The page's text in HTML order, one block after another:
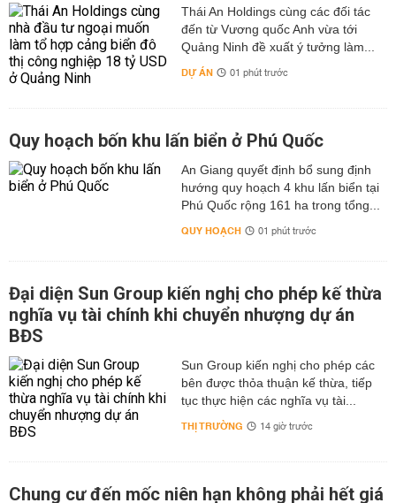
Thái An Holdings cùng các đối tác
đến từ Vương quốc Anh vừa tới
Quảng Ninh đề xuất ý tưởng làm...
DỰ ÁN 01 phút trước
Quy hoạch bốn khu lấn biển ở Phú Quốc
An Giang quyết định bổ sung định
hướng quy hoạch 4 khu lấn biển tại
Phú Quốc rộng 161 ha trong tổng...
QUY HOẠCH 01 phút trước
Đại diện Sun Group kiến nghị cho phép kế thừa
nghĩa vụ tài chính khi chuyển nhượng dự án
BĐS
Sun Group kiến nghị cho phép các
bên được thỏa thuận kế thừa, tiếp
tục thực hiện các nghĩa vụ tài...
THỊ TRƯỜNG 14 giờ trước
Chung cư đến mốc niên hạn không phải hết giá